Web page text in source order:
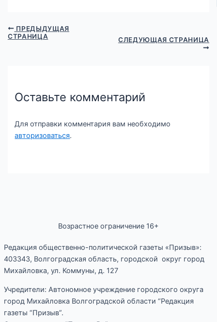
ПРЕДЫДУЩАЯ
СТРАНИЦА
СЛЕДУЮЩАЯ СТРАНИЦА
Оставьте комментарий
Для отправки комментария вам необходимо
авторизоваться.
Возрастное ограничение 16+
Редакция общественно-политической газеты «Призыв»:
403343, Волгоградская область, городской округ город
Михайловка, ул. Коммуны, д. 127
Учредители: Автономное учреждение городского округа
город Михайловка Волгоградской области “Редакция
газеты “Призыв”.